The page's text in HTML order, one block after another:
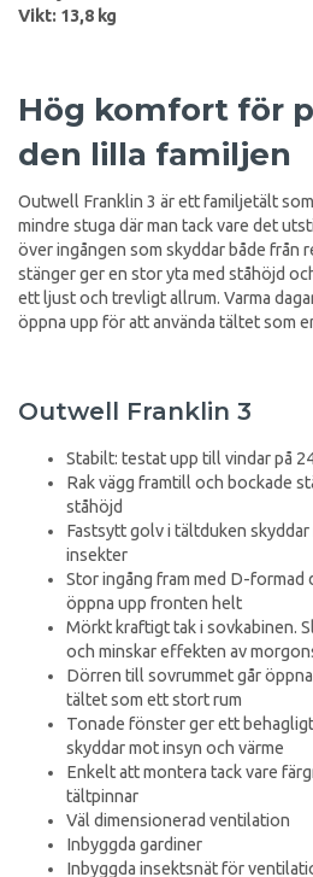
Vikt: 13,8 kg
Hög komfort för
den lilla familjen
Outwell Franklin 3 är ett familjetält
mindre stuga där man tack vare det
över ingången som skyddar både från
stänger ger en stor yta med ståhöjd
ett ljust och trevligt allrum. Varma
öppna upp för att använda tältet som
Outwell Franklin 3
Stabilt: testat upp till vindar på
Rak vägg framtill och bockade
ståhöjd
Fastsytt golv i tältduken
insekter
Stor ingång fram med D-formad
öppna upp fronten helt
Mörkt kraftigt tak i sovkabinen.
och minskar effekten av
Dörren till sovrummet går
tältet som ett stort rum
Tonade fönster ger ett
skyddar mot insyn och värme
Enkelt att montera tack vare
tältpinnar
Väl dimensionerad ventilation
Inbyggda gardiner
Inbyggda insektsnät för